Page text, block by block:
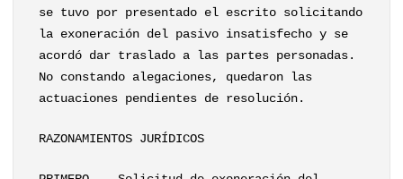
se tuvo por presentado el escrito solicitando
la exoneración del pasivo insatisfecho y se
acordó dar traslado a las partes personadas.
No constando alegaciones, quedaron las
actuaciones pendientes de resolución.
RAZONAMIENTOS JURÍDICOS